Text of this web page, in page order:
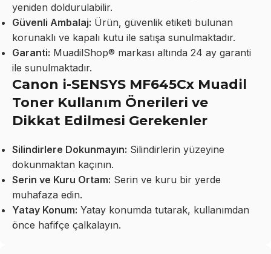
yeniden doldurulabilir.
Güvenli Ambalaj: Ürün, güvenlik etiketi bulunan
korunaklı ve kapalı kutu ile satışa sunulmaktadır.
Garanti: MuadilShop® markası altında 24 ay garanti
ile sunulmaktadır.
Canon i-SENSYS MF645Cx Muadil
Toner Kullanım Önerileri ve
Dikkat Edilmesi Gerekenler
Silindirlere Dokunmayın: Silindirlerin yüzeyine
dokunmaktan kaçının.
Serin ve Kuru Ortam: Serin ve kuru bir yerde
muhafaza edin.
Yatay Konum: Yatay konumda tutarak, kullanımdan
önce hafifçe çalkalayın.